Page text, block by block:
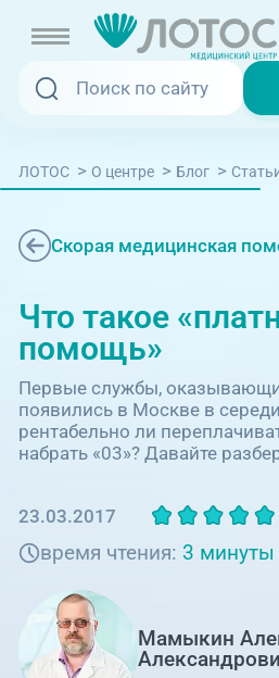
Услуги и цены
Специалисты
Акции
Отзывы
Адреса клиник
О клинике
Новости
Записаться онлайн
Телемедицина
+7 (351) 220-
запись на прием
+7 (351) 220-
Центр амбулаторной
онкологической
ЛОТОС > О центре > Блог >
Скорая медицинская
Что такое
помощь»
Первые службы,
появились в Москве в
рентабельно ли
набрать «03»? Давайте
23.03.2017
время чтения: 3 минуты
Мамыкин